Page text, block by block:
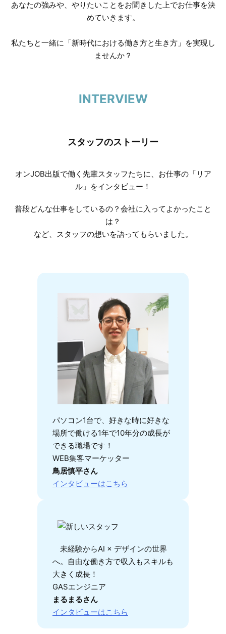
あなたの強みや、やりたいことをお聞きした上でお仕事を決
めていきます。
私たちと一緒に「新時代における働き方と生き方」を実現し
ませんか？
INTERVIEW
スタッフのストーリー
オンJOB出版で働く先輩スタッフたちに、お仕事の「リア
ル」をインタビュー！
普段どんな仕事をしているの？会社に入ってよかったこと
は？
など、スタッフの想いを語ってもらいました。
パソコン1台で、好きな時に好きな
場所で働ける1年で10年分の成長が
できる職場です！
WEB集客マーケッター
鳥居慎平さん
インタビューはこちら
未経験からAI × デザインの世界
へ。自由な働き方で収入もスキルも
大きく成長！
GASエンジニア
まるまるさん
インタビューはこちら